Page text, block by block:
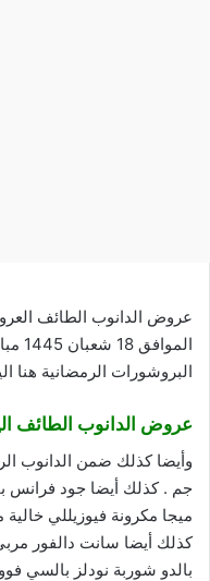
البروشورات الرمضانية هنا اليوم 28-
عروض الدانوب الطائف